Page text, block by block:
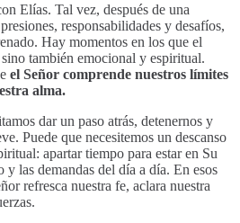
Elías. Tal vez, después de una
responsabilidades y desafíos,
Hay momentos en los que el
también emocional y espiritual.
el Señor comprende nuestros límites
alma.
dar un paso atrás, detenernos y
Puede que necesitemos un descanso
apartar tiempo para estar en Su
y las demandas del día a día. En esos
refresca nuestra fe, aclara nuestra